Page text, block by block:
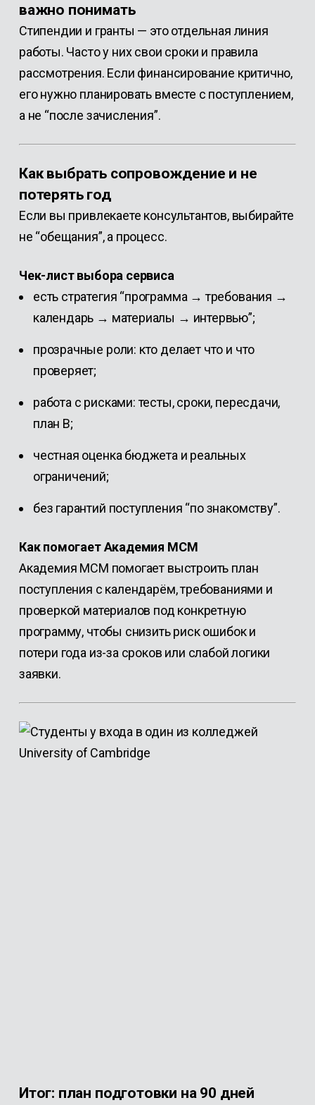
важно понимать
Стипендии и гранты — это отдельная линия
работы. Часто у них свои сроки и правила
рассмотрения. Если финансирование критично,
его нужно планировать вместе с поступлением,
а не “после зачисления”.
Как выбрать сопровождение и не
потерять год
Если вы привлекаете консультантов, выбирайте
не “обещания”, а процесс.
Чек-лист выбора сервиса
есть стратегия “программа → требования →
календарь → материалы → интервью”;
прозрачные роли: кто делает что и что
проверяет;
работа с рисками: тесты, сроки, пересдачи,
план B;
честная оценка бюджета и реальных
ограничений;
без гарантий поступления “по знакомству”.
Как помогает Академия МСМ
Академия МСМ помогает выстроить план
поступления с календарём, требованиями и
проверкой материалов под конкретную
программу, чтобы снизить риск ошибок и
потери года из-за сроков или слабой логики
заявки.
Итог: план подготовки на 90 дней